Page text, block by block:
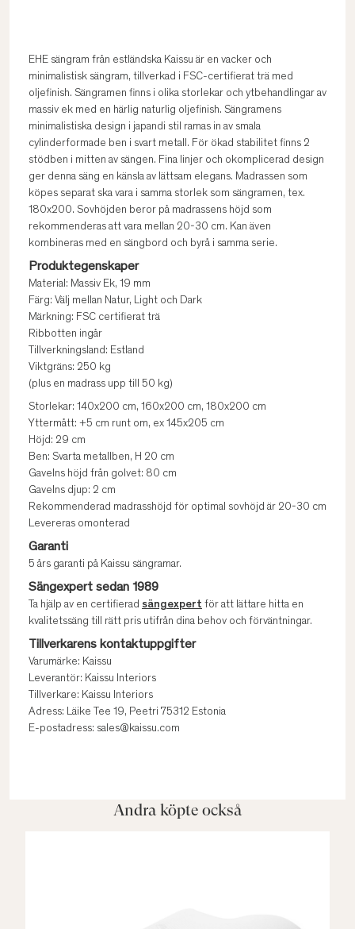
EHE sängram från estländska Kaissu är en vacker och
minimalistisk sängram, tillverkad i FSC-certifierat trä med
oljefinish. Sängramen finns i olika storlekar och ytbehandlingar av
massiv ek med en härlig naturlig oljefinish. Sängramens
minimalistiska design i japandi stil ramas in av smala
cylinderformade ben i svart metall. För ökad stabilitet finns 2
stödben i mitten av sängen. Fina linjer och okomplicerad design
ger denna säng en känsla av lättsam elegans. Madrassen som
köpes separat ska vara i samma storlek som sängramen, tex.
180x200. Sovhöjden beror på madrassens höjd som
rekommenderas att vara mellan 20-30 cm. Kan även
kombineras med en sängbord och byrå i samma serie.
Produktegenskaper
Material: Massiv Ek, 19 mm
Färg: Välj mellan Natur, Light och Dark
Märkning: FSC certifierat trä
Ribbotten ingår
Tillverkningsland: Estland
Viktgräns: 250 kg
(plus en madrass upp till 50 kg)
Storlekar: 140x200 cm, 160x200 cm, 180x200 cm
Yttermått: +5 cm runt om, ex 145x205 cm
Höjd: 29 cm
Ben: Svarta metallben, H 20 cm
Gavelns höjd från golvet: 80 cm
Gavelns djup: 2 cm
Rekommenderad madrasshöjd för optimal sovhöjd är 20-30 cm
Levereras omonterad
Garanti
5 års garanti på Kaissu sängramar.
Sängexpert sedan 1989
Ta hjälp av en certifierad sängexpert för att lättare hitta en
kvalitetssäng till rätt pris utifrån dina behov och förväntningar.
Tillverkarens kontaktuppgifter
Varumärke: Kaissu
Leverantör: Kaissu Interiors
Tillverkare: Kaissu Interiors
Adress: Läike Tee 19, Peetri 75312 Estonia
E-postadress: sales@kaissu.com
Andra köpte också